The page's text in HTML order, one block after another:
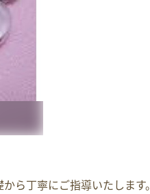
ら丁寧にご指導いたします。